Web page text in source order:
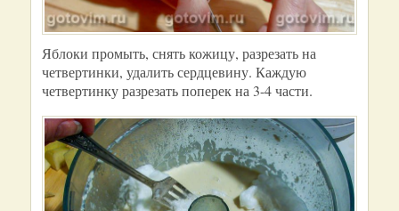
Яблоки промыть, снять кожицу, разрезать на
четвертинки, удалить сердцевину. Каждую
четвертинку разрезать поперек на 3-4 части.